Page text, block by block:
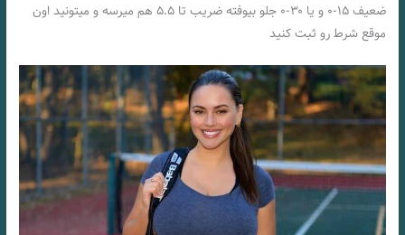
ضعیف ۱۵-۰ و یا ۳۰-۰ جلو بیوفته ضریب تا ۵.۵ هم میرسه و میتونید اون
موقع شرط رو ثبت کنید